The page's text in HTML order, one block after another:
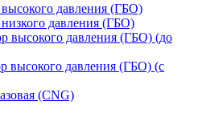
давления (ГБО)
давления (ГБО)
высокого давления (ГБО) (до
высокого давления (ГБО) (с
(CNG)